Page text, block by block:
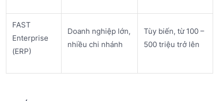
FAST
Enterprise
(ERP)
Doanh nghiệp lớn,
nhiều chi nhánh
Tùy biến, từ 100 –
500 triệu trở lên